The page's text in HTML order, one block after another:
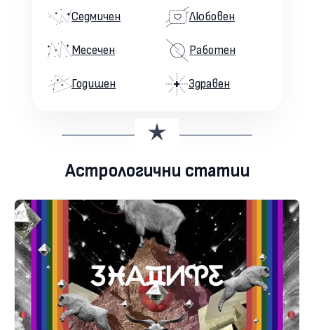
Седмичен
Месечен
Годишен
Любовен
Работен
Здравен
Астрологични статии